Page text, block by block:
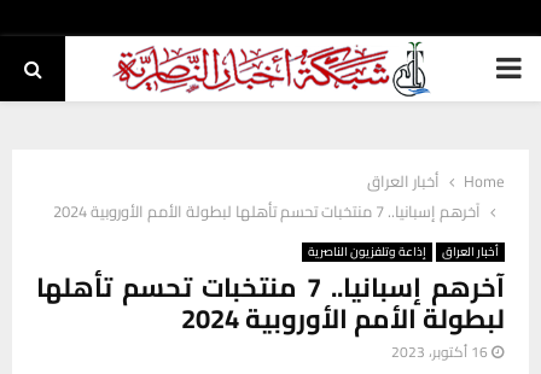
PRIMARY
Home
أخبار العراق
آخرهم إسبانيا.. 7 منتخبات تحسم تأهلها لبطولة الأمم الأوروبية 2024
أخبار العراق إذاعة وتلفزيون الناصرية
آخرهم إسبانيا.. 7 منتخبات تحسم تأهلها
لبطولة الأمم الأوروبية 2024
16 أكتوبر، 2023